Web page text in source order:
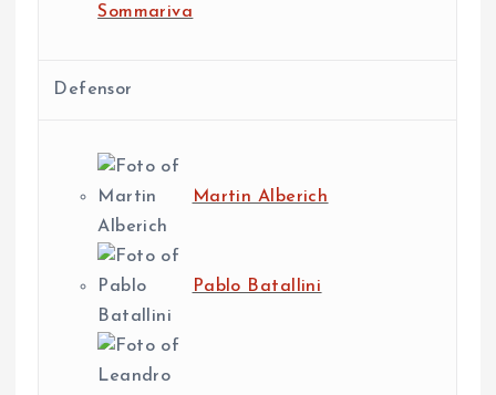
Sommariva
Defensor
Martin Alberich
Pablo Batallini